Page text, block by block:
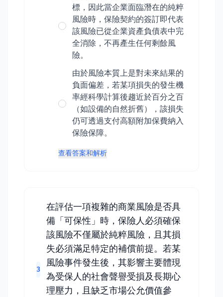
標，因此當企業面臨潛在的純粹
風險時，保險契約的簽訂即代表
該風險已從企業資產負債表中完
全消除，不再產生任何剩餘風
險。
由於風險本質上是對未來結果的
負面偏差，若某項損失的發生機
率經科學計算後趨近於百分之百
（如設備的自然折舊），該損失
仍可透過支付高額附加保費納入
保險保障。
查看答案和解析
3
在評估一項複雜的商業風險是否具
備「可保性」時，保險人必須確保
該風險不僅屬於純粹風險，且其損
失必須滿足特定的補償前提。若某
風險事件發生後，其影響主要體現
為受保人的社會聲譽受損及長期心
理壓力，且缺乏市場公允價值參